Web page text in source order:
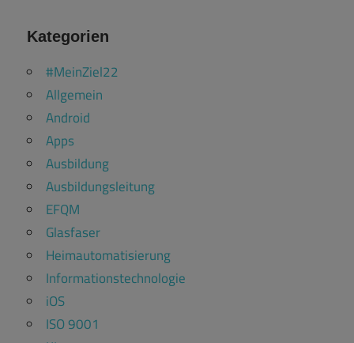
Kategorien
#MeinZiel22
Allgemein
Android
Apps
Ausbildung
Ausbildungsleitung
EFQM
Glasfaser
Heimautomatisierung
Informationstechnologie
iOS
ISO 9001